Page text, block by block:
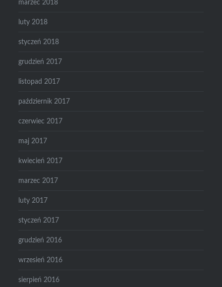
marzec 2018
luty 2018
styczeń 2018
grudzień 2017
listopad 2017
październik 2017
czerwiec 2017
maj 2017
kwiecień 2017
marzec 2017
luty 2017
styczeń 2017
grudzień 2016
wrzesień 2016
sierpień 2016